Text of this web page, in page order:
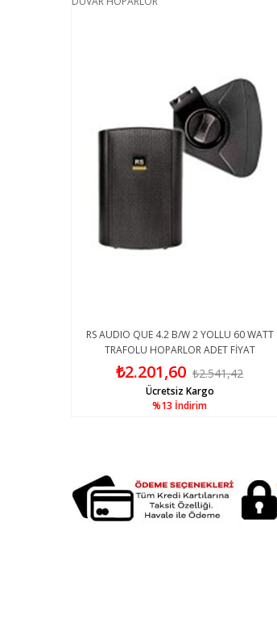
RS AUDIO QUE 4.2 B/W 2 YOLLU 60 WATT
TRAFOLU HOPARLOR ADET FİYAT
₺2.201,60 ₺2.541,42
%13 İndirim
Ücretsiz Kargo